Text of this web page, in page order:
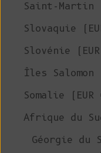
Saint-Martin
Slovaquie
Slovénie
Îles Salomon
Somalie (EUR
Afrique du
Géorgie du